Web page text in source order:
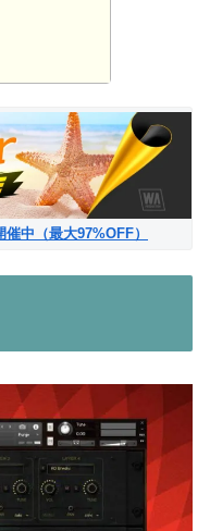
中（最大97%OFF）